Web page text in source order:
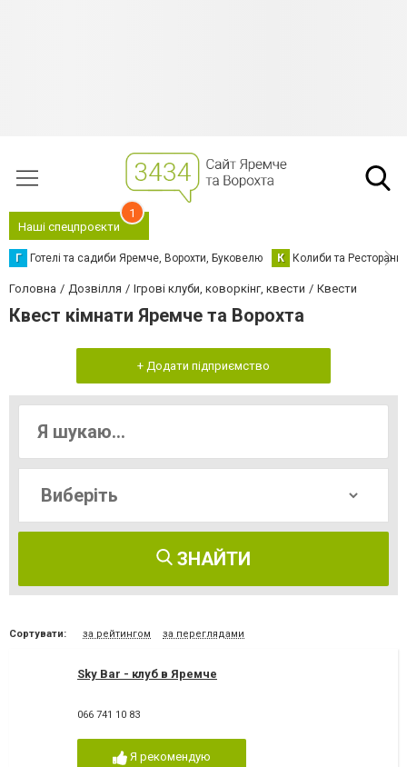
Наші спецпроєкти
1
Г Готелі та садиби Яремче, Ворохти, Буковелю К Колиби та Ресторани
Головна Дозвілля Ігрові клуби, коворкінг, квести Квести
Квест кімнати Яремче та Ворохта
+ Додати підприємство
ЗНАЙТИ
Сортувати: за рейтингом за переглядами
Sky Bar - клуб в Яремче
066 741 10 83
Я рекомендую